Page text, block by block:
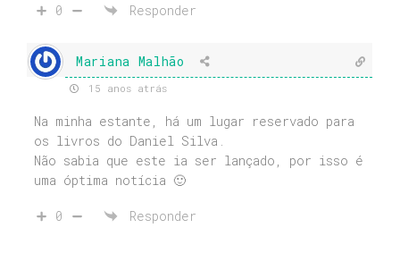
0 Responder
Mariana Malhão
15 anos atrás
Na minha estante, há um lugar reservado para
os livros do Daniel Silva.
Não sabia que este ia ser lançado, por isso é
uma óptima notícia 🙂
0 Responder